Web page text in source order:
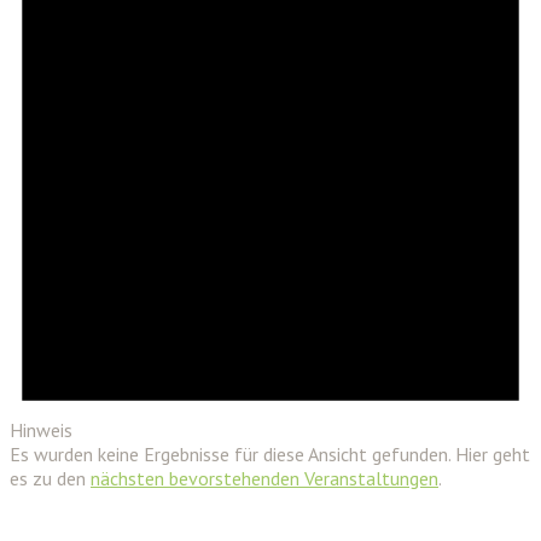
Hinweis
Es wurden keine Ergebnisse für diese Ansicht gefunden. Hier geht
es zu den nächsten bevorstehenden Veranstaltungen.